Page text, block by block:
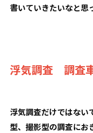
書いていきたいなと思
浮気調査 調査
浮気調査だけではない
型、撮影型の調査にお